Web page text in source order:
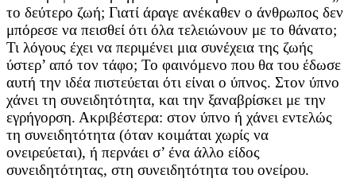
το δεύτερο ζωή; Γιατί άραγε ανέκαθεν ο άνθρωπος δεν
μπόρεσε να πεισθεί ότι όλα τελειώνουν με το θάνατο;
Τι λόγους έχει να περιμένει μια συνέχεια της ζωής
ύστερ’ από τον τάφο; Το φαινόμενο που θα του έδωσε
αυτή την ιδέα πιστεύεται ότι είναι ο ύπνος. Στον ύπνο
χάνει τη συνειδητότητα, και την ξαναβρίσκει με την
εγρήγορση. Ακριβέστερα: στον ύπνο ή χάνει εντελώς
τη συνειδητότητα (όταν κοιμάται χωρίς να
ονειρεύεται), ή περνάει σ’ ένα άλλο είδος
συνειδητότητας, στη συνειδητότητα του ονείρου.